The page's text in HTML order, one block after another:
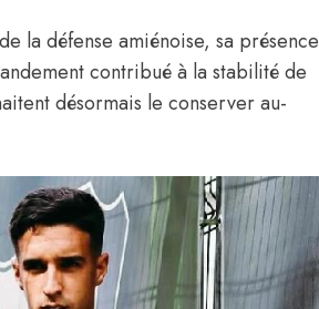
la défense amiénoise, sa présence
contribué à la stabilité de
désormais le conserver au-